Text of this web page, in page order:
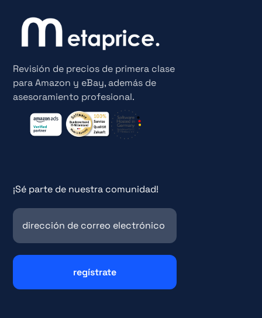
Revisión de precios de primera clase
para Amazon y eBay, además de
asesoramiento profesional.
¡Sé parte de nuestra comunidad!